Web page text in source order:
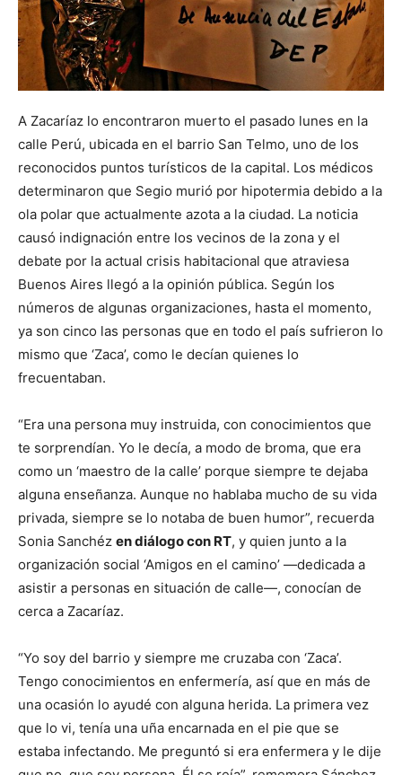
A Zacaríaz lo encontraron muerto el pasado lunes en la
calle Perú, ubicada en el barrio San Telmo, uno de los
reconocidos puntos turísticos de la capital. Los médicos
determinaron que Segio murió por hipotermia debido a la
ola polar que actualmente azota a la ciudad. La noticia
causó indignación entre los vecinos de la zona y el
debate por la actual crisis habitacional que atraviesa
Buenos Aires llegó a la opinión pública. Según los
números de algunas organizaciones, hasta el momento,
ya son cinco las personas que en todo el país sufrieron lo
mismo que ‘Zaca’, como le decían quienes lo
frecuentaban.
“Era una persona muy instruida, con conocimientos que
te sorprendían. Yo le decía, a modo de broma, que era
como un ‘maestro de la calle’ porque siempre te dejaba
alguna enseñanza. Aunque no hablaba mucho de su vida
privada, siempre se lo notaba de buen humor”, recuerda
Sonia Sanchéz en diálogo con RT, y quien junto a la
organización social ‘Amigos en el camino’ —dedicada a
asistir a personas en situación de calle—, conocían de
cerca a Zacaríaz.
“Yo soy del barrio y siempre me cruzaba con ‘Zaca’.
Tengo conocimientos en enfermería, así que en más de
una ocasión lo ayudé con alguna herida. La primera vez
que lo vi, tenía una uña encarnada en el pie que se
estaba infectando. Me preguntó si era enfermera y le dije